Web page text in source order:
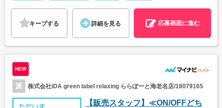
キープする 詳細を見る 応募画面に進む
NEW
派 株式会社iDA green label relaxing ららぽーと海老名店/18079165
【販売スタッフ】≪ON/OFFどち